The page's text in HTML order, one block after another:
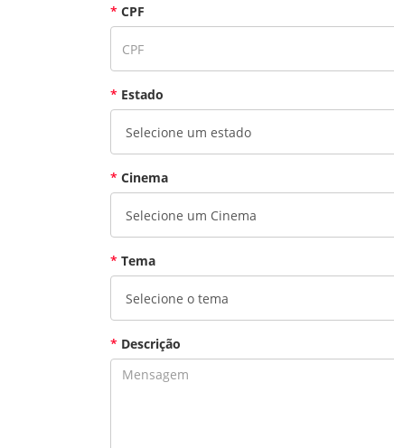
* CPF
* Estado
* Cinema
* Tema
* Descrição